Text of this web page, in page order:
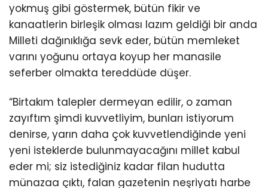
yokmuş gibi göstermek, bütün fikir ve
kanaatlerin birleşik olması lazım geldiği bir anda
Milleti dağınıklığa sevk eder, bütün memleket
varını yoğunu ortaya koyup her manasile
seferber olmakta tereddüde düşer.
“Birtakım talepler dermeyan edilir, o zaman
zayıftım şimdi kuvvetliyim, bunları istiyorum
denirse, yarın daha çok kuvvetlendiğinde yeni
yeni isteklerde bulunmayacağını millet kabul
eder mi; siz istediğiniz kadar filan hudutta
münazaa çıktı, falan gazetenin neşriyatı harbe